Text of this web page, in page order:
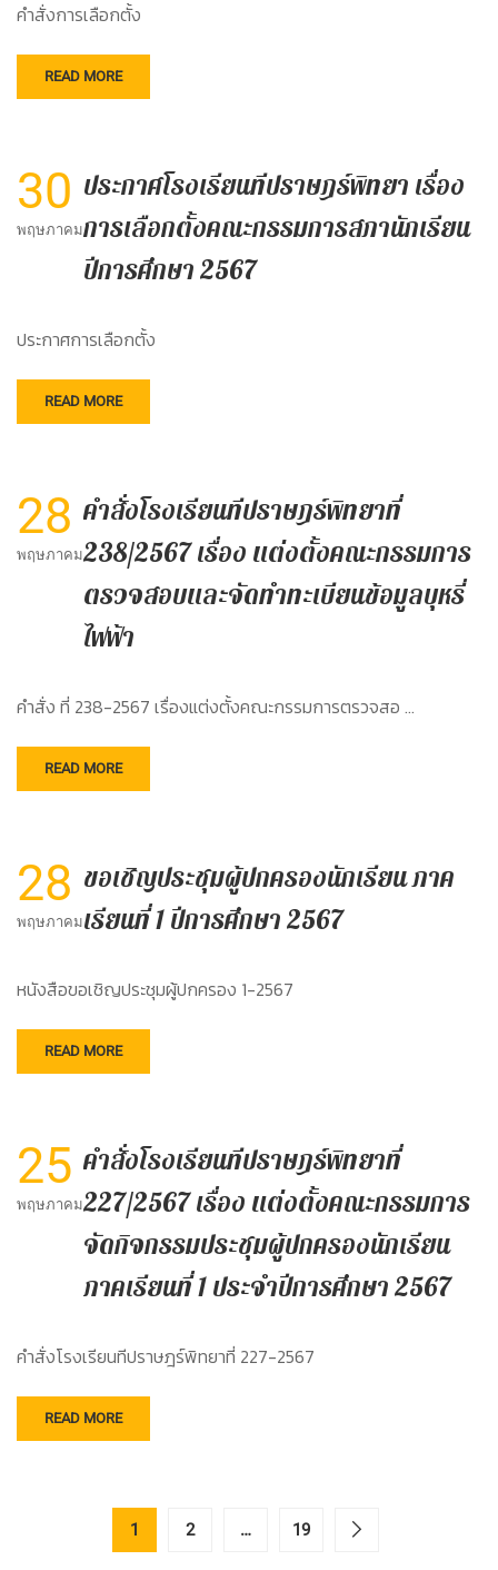
คำสั่งการเลือกตั้ง
READ MORE
30
พฤษภาคม
ประกาศโรงเรียนทีปราษฎร์พิทยา เรื่อง
การเลือกตั้งคณะกรรมการสภานักเรียน
ปีการศึกษา 2567
ประกาศการเลือกตั้ง
READ MORE
28
พฤษภาคม
คำสั่งโรงเรียนทีปราษฎร์พิทยาที่
238/2567 เรื่อง แต่งตั้งคณะกรรมการ
ตรวจสอบและจัดทำทะเบียนข้อมูลบุหรี่
ไฟฟ้า
คำสั่ง ที่ 238-2567 เรื่องแต่งตั้งคณะกรรมการตรวจสอ …
READ MORE
28
พฤษภาคม
ขอเชิญประชุมผู้ปกครองนักเรียน ภาค
เรียนที่ 1 ปีการศึกษา 2567
หนังสือขอเชิญประชุมผู้ปกครอง 1-2567
READ MORE
25
พฤษภาคม
คำสั่งโรงเรียนทีปราษฎร์พิทยาที่
227/2567 เรื่อง แต่งตั้งคณะกรรมการ
จัดกิจกรรมประชุมผู้ปกครองนักเรียน
ภาคเรียนที่ 1 ประจำปีการศึกษา 2567
คำสั่งโรงเรียนทีปราษฎร์พิทยาที่ 227-2567
READ MORE
1 2 … 19